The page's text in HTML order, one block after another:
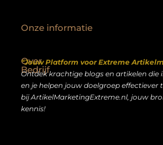
Over
Bedrijf
“Jouw Platform voor Extreme
Ontdek krachtige blogs en artikelen die
en je helpen jouw doelgroep effectiever
bij ArtikelMarketingExtreme.nl, jouw
kennis!
Onze informatie